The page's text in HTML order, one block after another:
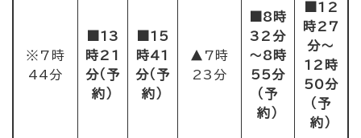
※7時
44分
■13
時21
分（予
約）
■15
時41
分（ 予
約）
▲7時
23分
■8時
32分
～8時
55分
（予
約）
■12
時27
分～
12時
50分
（予
約）